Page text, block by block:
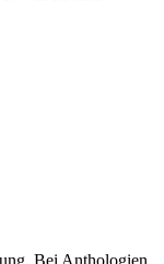
Bei Anthologien,